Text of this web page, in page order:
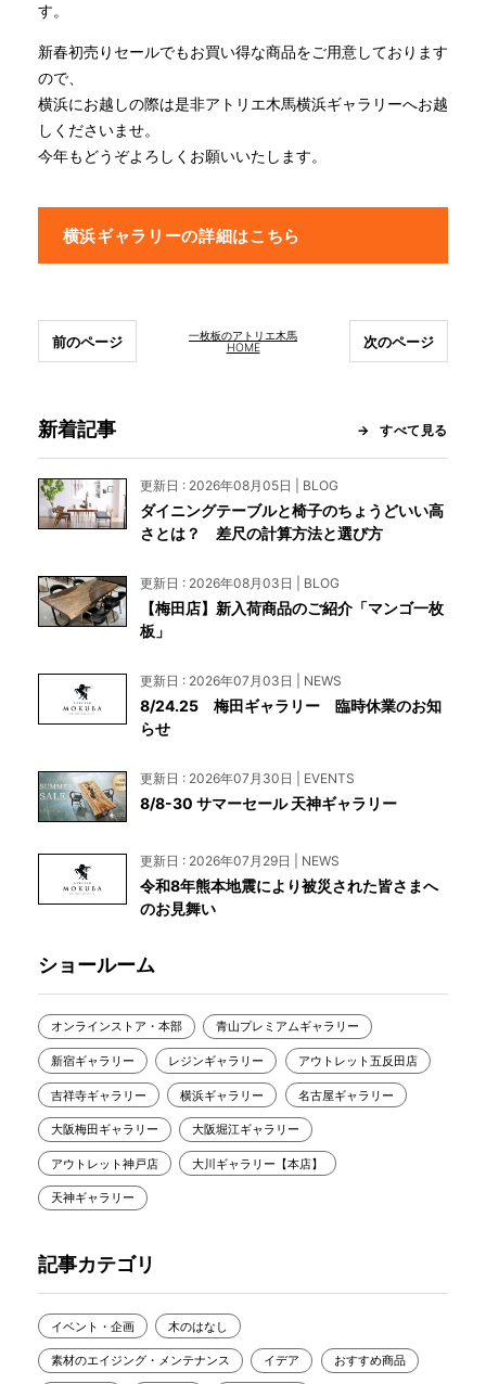
す。
新春初売りセールでもお買い得な商品をご用意しております
ので、
横浜にお越しの際は是非アトリエ木馬横浜ギャラリーへお越
しくださいませ。
今年もどうぞよろしくお願いいたします。
横浜ギャラリーの詳細はこちら
一枚板のアトリエ木馬
HOME
前のページ 次のページ
新着記事 すべて見る
更新日 : 2026年08月05日 | BLOG
ダイニングテーブルと椅子のちょうどいい高
さとは？ 差尺の計算方法と選び方
更新日 : 2026年08月03日 | BLOG
【梅田店】新入荷商品のご紹介「マンゴ一枚
板」
更新日 : 2026年07月03日 | NEWS
8/24.25 梅田ギャラリー 臨時休業のお知
らせ
更新日 : 2026年07月30日 | EVENTS
8/8-30 サマーセール 天神ギャラリー
更新日 : 2026年07月29日 | NEWS
令和8年熊本地震により被災された皆さまへ
のお見舞い
ショールーム
オンラインストア・本部 青山プレミアムギャラリー
新宿ギャラリー レジンギャラリー アウトレット五反田店
吉祥寺ギャラリー 横浜ギャラリー 名古屋ギャラリー
大阪梅田ギャラリー 大阪堀江ギャラリー
アウトレット神戸店 大川ギャラリー【本店】
天神ギャラリー
記事カテゴリ
イベント・企画 木のはなし
素材のエイジング・メンテナンス イデア おすすめ商品